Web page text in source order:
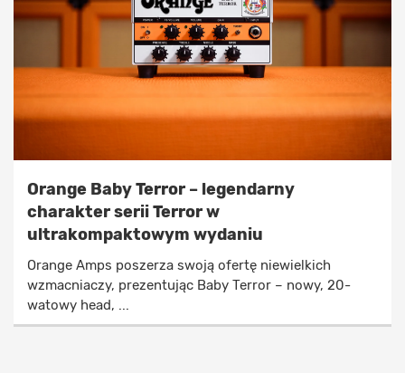
Orange Baby Terror – legendarny
charakter serii Terror w
ultrakompaktowym wydaniu
Orange Amps poszerza swoją ofertę niewielkich
wzmacniaczy, prezentując Baby Terror – nowy, 20-
watowy head, ...